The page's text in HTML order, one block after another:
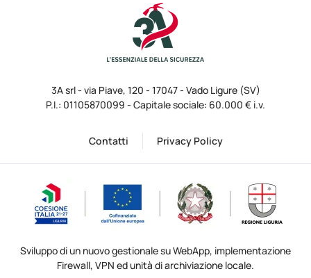
3A srl - via Piave, 120 - 17047 - Vado Ligure (SV)
P.I.: 01105870099 - Capitale sociale: 60.000 € i.v.
Contatti Privacy Policy
Sviluppo di un nuovo gestionale su WebApp, implementazione
Firewall, VPN ed unità di archiviazione locale.